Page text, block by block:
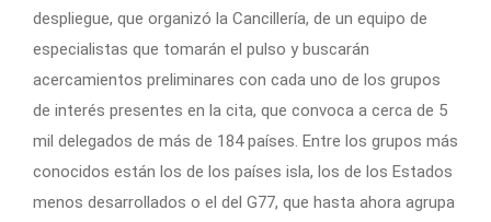
despliegue, que organizó la Cancillería, de un equipo de
especialistas que tomarán el pulso y buscarán
acercamientos preliminares con cada uno de los grupos
de interés presentes en la cita, que convoca a cerca de 5
mil delegados de más de 184 países. Entre los grupos más
conocidos están los de los países isla, los de los Estados
menos desarrollados o el del G77, que hasta ahora agrupa